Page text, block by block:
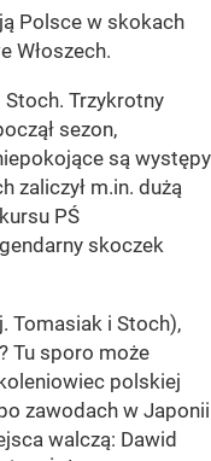
Polsce w skokach
Włoszech.
Trzykrotny
sezon,
są występy
zaliczył m.in. dużą
PŚ
skoczek
Tomasiak i Stoch),
Tu sporo może
polskiej
zawodach w Japonii
walczą: Dawid